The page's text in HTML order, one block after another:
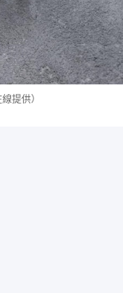
提供）